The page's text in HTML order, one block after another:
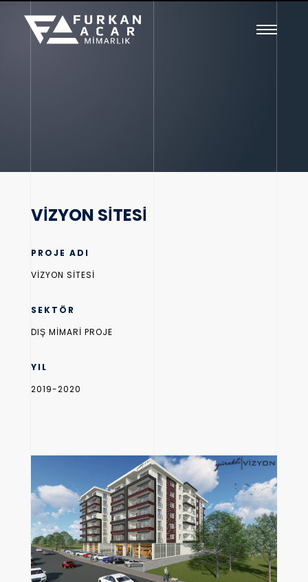
VİZYON SİTESİ
PROJE ADI
VİZYON SİTESİ
SEKTÖR
DIŞ MİMARİ PROJE
YIL
2019-2020